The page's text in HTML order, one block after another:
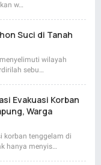
w…
Suci di Tanah
wilayah
sebu…
Evakuasi Korban
Warga
korban tenggelam di
hanya menyis…